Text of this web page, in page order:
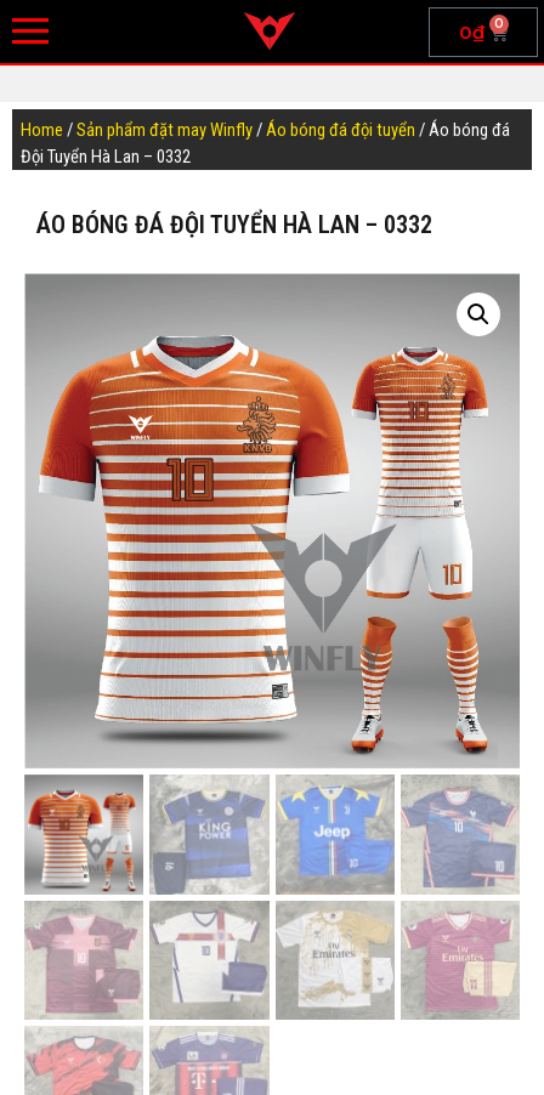
0₫ 0
Home /Sản phẩm đặt may Winfly/Áo bóng đá đội tuyển / Áo bóng đá
Đội Tuyển Hà Lan – 0332
ÁO BÓNG ĐÁ ĐỘI TUYỂN HÀ LAN – 0332